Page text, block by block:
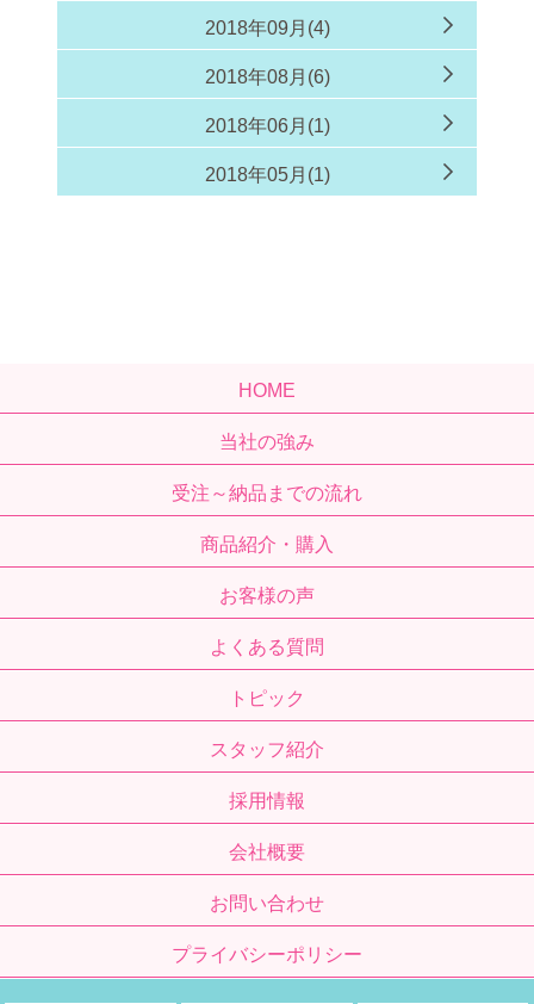
2018年09月(4)
2018年08月(6)
2018年06月(1)
2018年05月(1)
HOME
当社の強み
受注～納品までの流れ
商品紹介・購入
お客様の声
よくある質問
トピック
スタッフ紹介
採用情報
会社概要
お問い合わせ
プライバシーポリシー